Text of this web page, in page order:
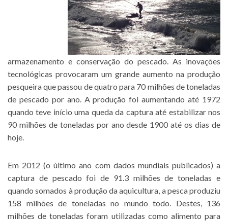
armazenamento e conservação do pescado. As inovações
tecnológicas provocaram um grande aumento na produção
pesqueira que passou de quatro para 70 milhões de toneladas
de pescado por ano. A produção foi aumentando até 1972
quando teve início uma queda da captura até estabilizar nos
90 milhões de toneladas por ano desde 1900 até os dias de
hoje.
Em 2012 (o último ano com dados mundiais publicados) a
captura de pescado foi de 91.3 milhões de toneladas e
quando somados à produção da aquicultura, a pesca produziu
158 milhões de toneladas no mundo todo. Destes, 136
milhões de toneladas foram utilizadas como alimento para